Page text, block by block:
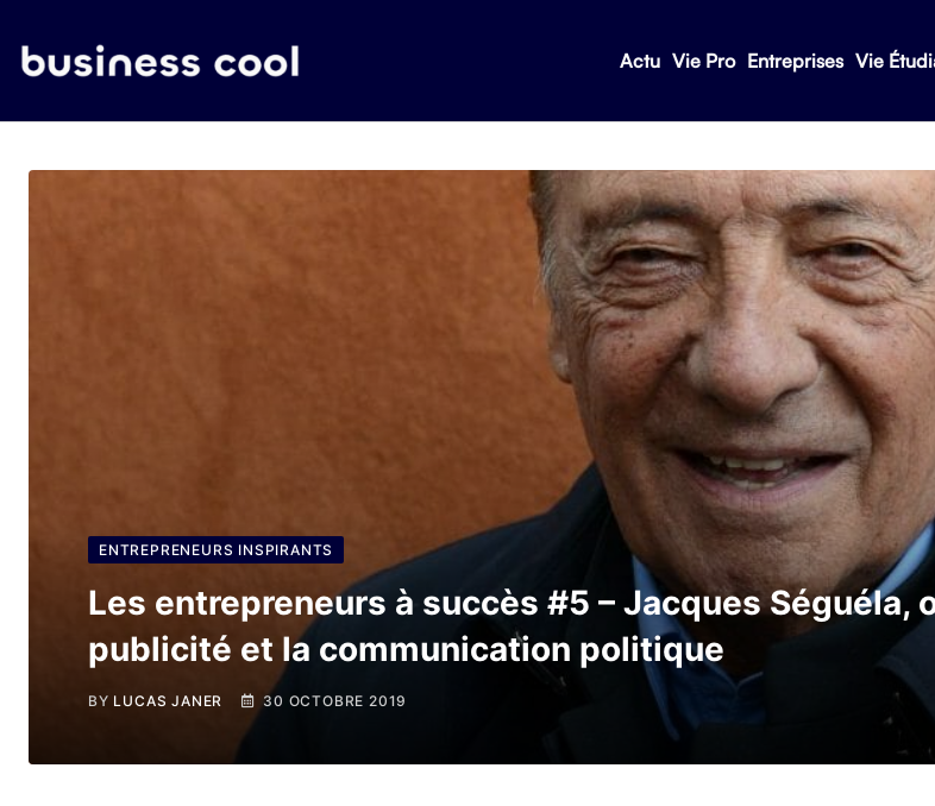
Actu Vie Pro Entreprises Vie
ENTREPRENEURS INSPIRANTS
Les entrepreneurs à succès #5 – Jacques Séguéla,
publicité et la communication politique
BY LUCAS JANER 30 OCTOBRE 2019